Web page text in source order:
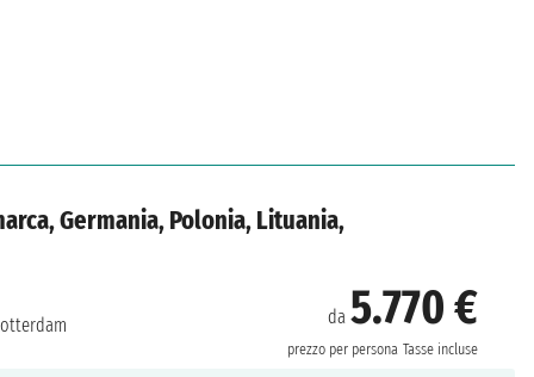
Germania, Polonia, Lituania,
da 5.770 €
prezzo per persona Tasse incluse